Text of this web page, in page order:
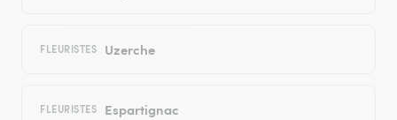
FLEURISTES Uzerche
FLEURISTES Espartignac